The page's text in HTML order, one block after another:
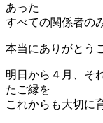
あった
すべての関係者の
本当にありがとう
明日から４月、そ
たご縁を
これからも大切に